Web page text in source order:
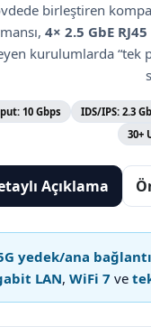
birleştiren
4× 2.5 GbE RJ45
kurulumlarda “tek
10 Gbps IDS/IPS: 2.3
30+
Açıklama
yedek/ana bağlantı
LAN, WiFi 7 ve